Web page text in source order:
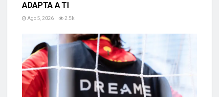
ADAPTA A TI
Ago 5, 2026 2.5k